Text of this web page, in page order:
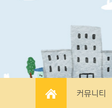
커뮤니티